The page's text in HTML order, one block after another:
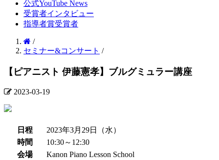
公式YouTube News
受賞者インタビュー
指導者賞受賞者
/
セミナー&コンサート /
【ピアニスト 伊藤憲孝】ブルグミュラー講座
2023-03-19
日程
2023年3月29日（水）
時間
10:30～12:30
会場
Kanon Piano Lesson School